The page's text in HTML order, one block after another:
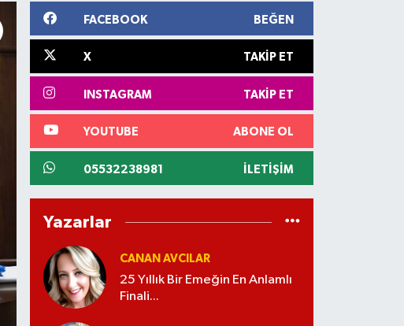
FACEBOOK BEĞEN
X TAKIP ET
INSTAGRAM TAKIP ET
YOUTUBE ABONE OL
05532238981 İLETIŞIM
Yazarlar
CANAN AVCILAR
25 Yıllık Bir Emeğin En Anlamlı
Finali...